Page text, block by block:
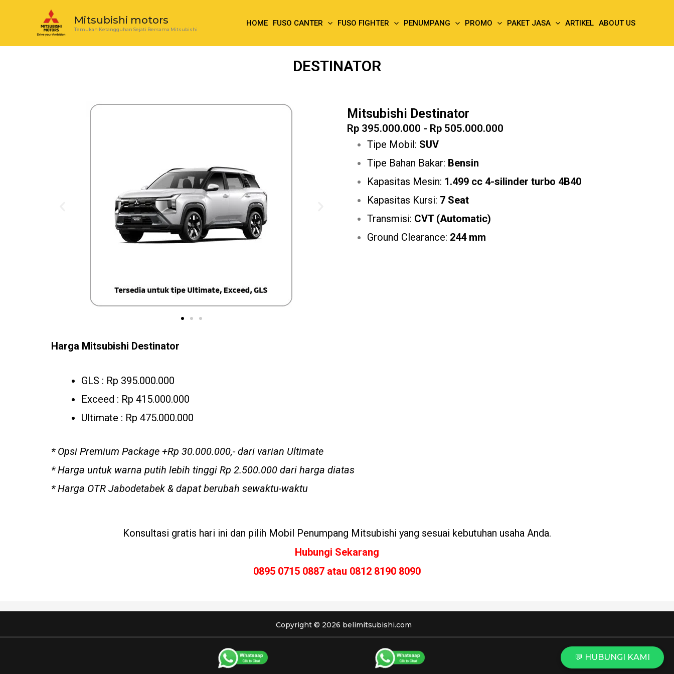
Mitsubishi motors
Temukan Ketangguhan Sejati Bersama Mitsubishi
HOME FUSO CANTER FUSO FIGHTER PENUMPANG PROMO PAKET JASA ARTIKEL ABOUT US
DESTINATOR
Mitsubishi Destinator
Rp 395.000.000 - Rp 505.000.000
Tipe Mobil: SUV
Tipe Bahan Bakar: Bensin
Kapasitas Mesin: 1.499 cc 4-silinder turbo 4B40
Kapasitas Kursi: 7 Seat
Transmisi: CVT (Automatic)
Ground Clearance: 244 mm
Harga Mitsubishi Destinator
GLS : Rp 395.000.000
Exceed : Rp 415.000.000
Ultimate : Rp 475.000.000
* Opsi Premium Package +Rp 30.000.000,- dari varian Ultimate
* Harga untuk warna putih lebih tinggi Rp 2.500.000 dari harga diatas
* Harga OTR Jabodetabek & dapat berubah sewaktu-waktu
Konsultasi gratis hari ini dan pilih Mobil Penumpang Mitsubishi yang sesuai kebutuhan usaha Anda.
Hubungi Sekarang
0895 0715 0887 atau 0812 8190 8090
💬 HUBUNGI KAMI
Copyright © 2026 belimitsubishi.com